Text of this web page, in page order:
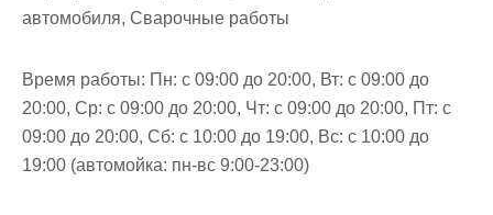
автомобиля, Сварочные работы
Время работы: Пн: с 09:00 до 20:00, Вт: с 09:00 до
20:00, Ср: с 09:00 до 20:00, Чт: с 09:00 до 20:00, Пт: с
09:00 до 20:00, Сб: с 10:00 до 19:00, Вс: с 10:00 до
19:00 (автомойка: пн-вс 9:00-23:00)